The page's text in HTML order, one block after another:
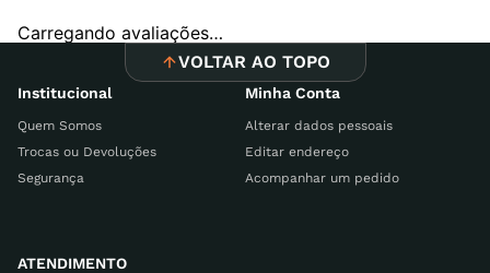
Carregando avaliações…
VOLTAR AO TOPO
Institucional
Quem Somos
Trocas ou Devoluções
Segurança
Minha Conta
Alterar dados pessoais
Editar endereço
Acompanhar um pedido
ATENDIMENTO